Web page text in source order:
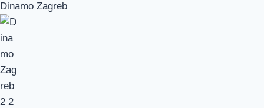
Dinamo Zagreb
2 2